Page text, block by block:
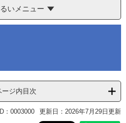
いメニュー
ージ内目次
：0003000 更新日：2026年7月29日更新